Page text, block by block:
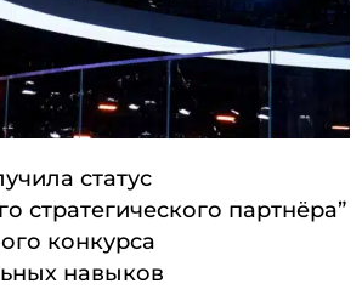
статус
стратегического партнёра”
конкурса
навыков